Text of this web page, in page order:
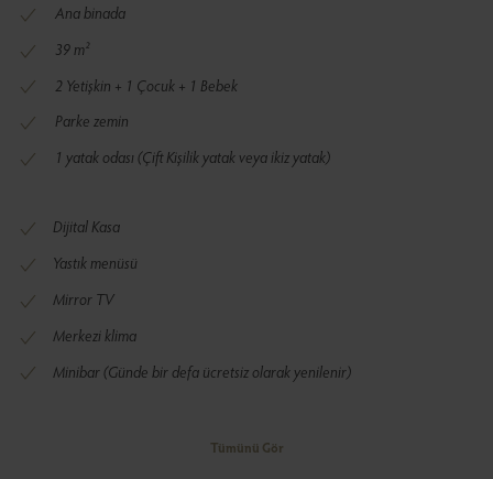
Ana binada
39 m²
2 Yetişkin + 1 Çocuk + 1 Bebek
Parke zemin
1 yatak odası (Çift Kişilik yatak veya ikiz yatak)
Dijital Kasa
Yastık menüsü
Mirror TV
Merkezi klima
Minibar (Günde bir defa ücretsiz olarak yenilenir)
Tümünü Gör